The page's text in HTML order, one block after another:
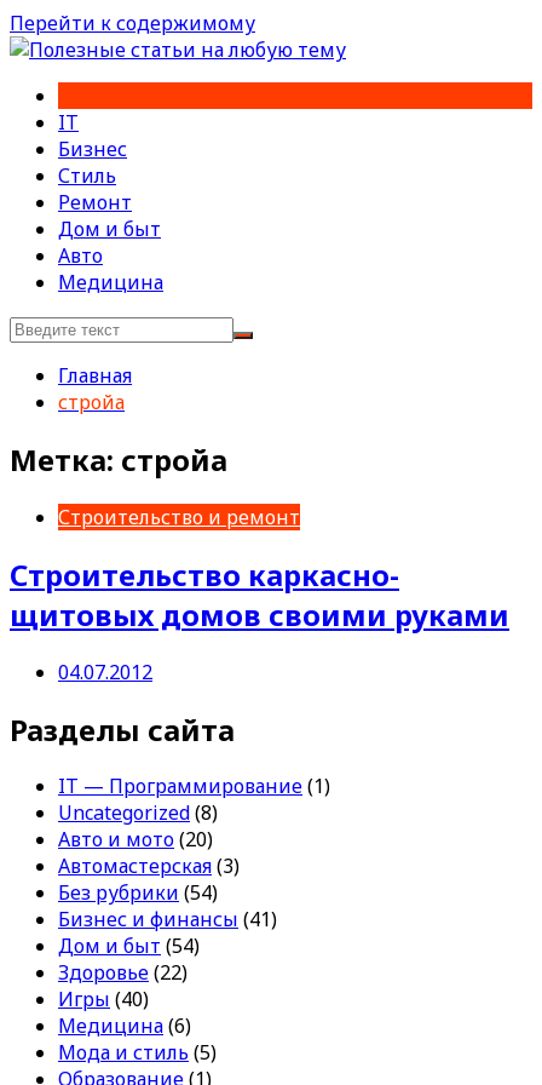
Перейти к содержимому
IT
Бизнес
Стиль
Ремонт
Дом и быт
Авто
Медицина
Главная
стройа
Метка: стройа
Строительство и ремонт
Строительство каркасно-
щитовых домов своими руками
04.07.2012
Разделы сайта
IT — Программирование(1)
Uncategorized(8)
Авто и мото(20)
Автомастерская(3)
Без рубрики (54)
Бизнес и финансы (41)
Дом и быт (54)
Здоровье(22)
Игры (40)
Медицина(6)
Мода и стиль (5)
Образование(1)